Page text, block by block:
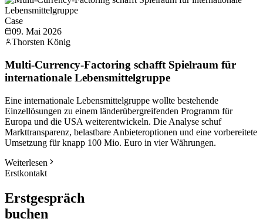
Case
09. Mai 2026
Thorsten König
Multi-Currency-Factoring schafft Spielraum für
internationale Lebensmittelgruppe
Eine internationale Lebensmittelgruppe wollte bestehende
Einzellösungen zu einem länderübergreifenden Programm für
Europa und die USA weiterentwickeln. Die Analyse schuf
Markttransparenz, belastbare Anbieteroptionen und eine vorbereitete
Umsetzung für knapp 100 Mio. Euro in vier Währungen.
Weiterlesen
Erstkontakt
Erstgespräch
buchen